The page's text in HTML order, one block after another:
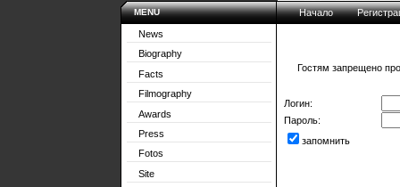
MENU
News
Biography
Facts
Filmography
Awards
Press
Fotos
Site
Начало
Гостям запрещено
Логин:
Пароль:
запомнить